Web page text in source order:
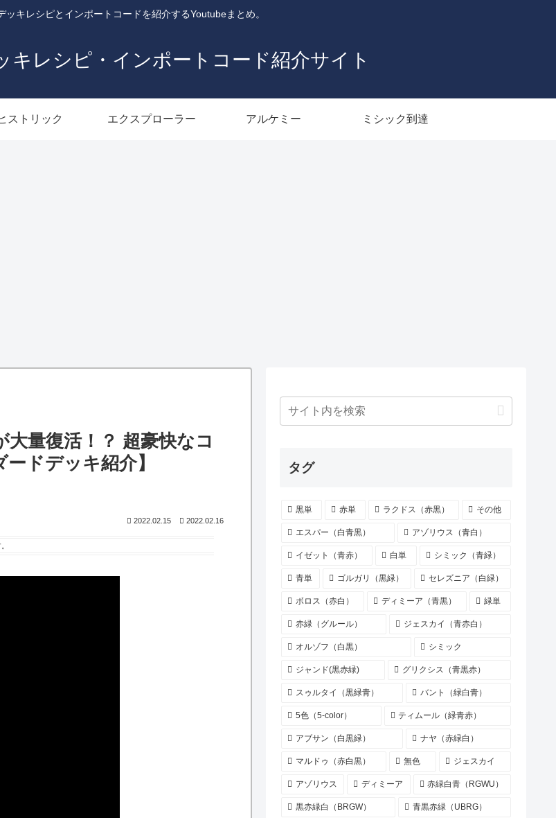
ッキレシピとインポートコードを紹介するYoutubeまとめ。
キレシピ・インポートコード紹介サイト
ストリック エクスプローラー アルケミー ミシック到達
大量復活！？ 超豪快なコ
ドデッキ紹介】
ド
2022.02.15 2022.02.16
タグ
黒単 赤単 ラクドス（赤黒） その他
エスパー（白青黒） アゾリウス（青白）
イゼット（青赤） 白単 シミック（青緑）
青単 ゴルガリ（黒緑） セレズニア（白緑）
ボロス（赤白） ディミーア（青黒） 緑単
赤緑（グルール） ジェスカイ（青赤白）
オルゾフ（白黒） シミック
ジャンド(黒赤緑) グリクシス（青黒赤）
スゥルタイ（黒緑青） バント（緑白青）
5色（5-color） ティムール（緑青赤）
アブサン（白黒緑） ナヤ（赤緑白）
マルドゥ（赤白黒） 無色 ジェスカイ
アゾリウス ディミーア 赤緑白青（RGWU）
黒赤緑白（BRGW） 青黒赤緑（UBRG）